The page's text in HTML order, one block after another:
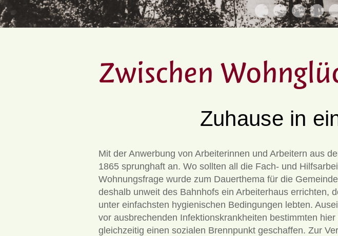
Zwischen
Zuhause in
Mit der Anwerbung von Arbeiterinnen und Arbeitern aus
1865 sprunghaft an. Wo sollten all die Fach- und
Wohnungsfrage wurde zum Dauerthema für die
deshalb unweit des Bahnhofs ein Arbeiterhaus errichten,
unter einfachsten hygienischen Bedingungen lebten.
vor ausbrechenden Infektionskrankheiten bestimmten
gleichzeitig einen sozialen Brennpunkt geschaffen. Zur